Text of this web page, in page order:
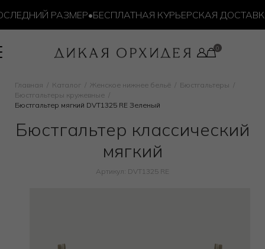
РАЗМЕР•БЕСПЛАТНАЯ КУРЬЕРСКАЯ ДОСТАВКА
Главная Каталог Женское нижнее бельё
Бюстгальтеры
Бюстгальтеры кружевные
Бюстгальтер мягкий DVT1325 RE Зеленый
Бюстгальтер классический
мягкий
Артикул: DVT1325 RE